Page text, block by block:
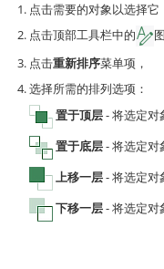
点击需要的对象以选择它
点击顶部工具栏中的
点击重新排序菜单项，
选择所需的排列选项：
置于顶层- 将选定对
置于底层- 将选定对
上移一层- 将选定对
下移一层- 将选定对